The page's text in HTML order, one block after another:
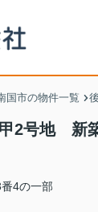
国市の物件一覧
甲2号地 新
4の一部